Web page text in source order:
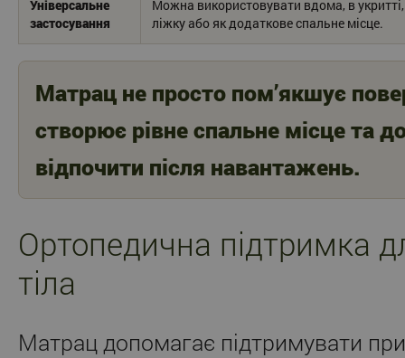
Універсальне
застосування
Можна використовувати вдома, в укритті,
ліжку або як додаткове спальне місце.
Матрац не просто пом’якшує
створює рівне спальне місце та
відпочити після навантажень.
Ортопедична підтримка
тіла
Матрац допомагає підтримувати